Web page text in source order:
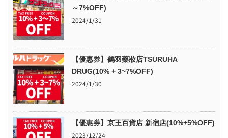
～7%OFF)
2024/1/31
【優惠券】鶴羽藥妝店TSURUHA
DRUG(10% + 3~7%OFF)
2024/1/30
【優惠券】京王百貨店 新宿店(10%+5%OFF)
2023/12/24